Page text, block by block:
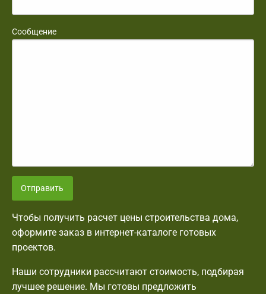
Сообщение
Отправить
Чтобы получить расчет цены строительства дома,
оформите заказ в интернет-каталоге готовых
проектов.
Наши сотрудники рассчитают стоимость, подбирая
лучшее решение. Мы готовы предложить